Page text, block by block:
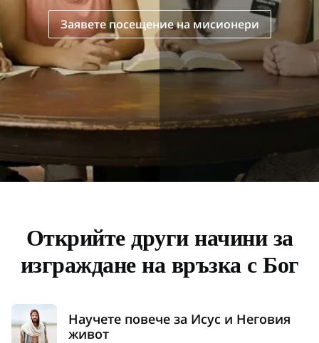
Заявете посещение на мисионери
Открийте други начини за
изграждане на връзка с Бог
Научете повече за Исус и Неговия
живот